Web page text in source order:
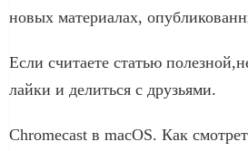
новых материалах,
Если считаете статью
лайки и делиться с друзьями.
Chromecast в macOS. Как